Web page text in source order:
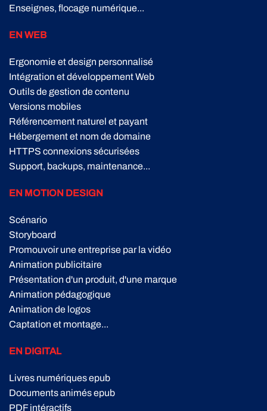
Enseignes, flocage numérique...
EN WEB
Ergonomie et design personnalisé
Intégration et développement Web
Outils de gestion de contenu
Versions mobiles
Référencement naturel et payant
Hébergement et nom de domaine
HTTPS connexions sécurisées
Support, backups, maintenance...
EN MOTION DESIGN
Scénario
Storyboard
Promouvoir une entreprise par la vidéo
Animation publicitaire
Présentation d'un produit, d'une marque
Animation pédagogique
Animation de logos
Captation et montage...
EN DIGITAL
Livres numériques epub
Documents animés epub
PDF intéractifs